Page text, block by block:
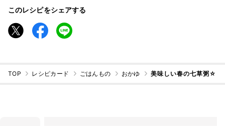
このレシピをシェアする
TOP レシピカード ごはんもの おかゆ 美味しい春の七草粥☆